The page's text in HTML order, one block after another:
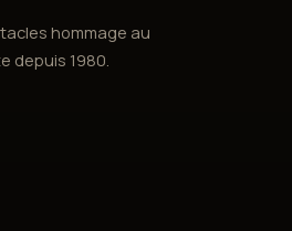
hommage au
depuis 1980.